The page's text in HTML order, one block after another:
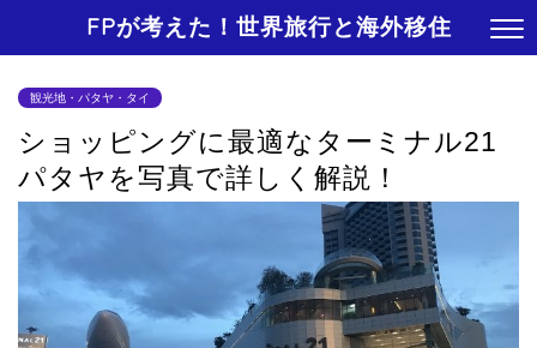
FPが考えた！世界旅行と海外移住
観光地・パタヤ・タイ
ショッピングに最適なターミナル21
パタヤを写真で詳しく解説！